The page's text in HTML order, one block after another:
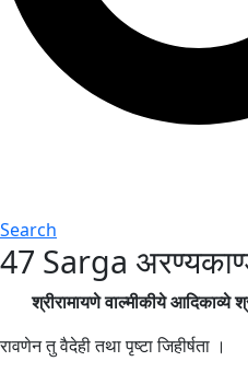
Search
47 Sarga
श्रीरामायणे वाल्मीकीये आदिकाव्ये
रावणेन तु वैदेही तथा पृष्टा जिहीर्षता ।